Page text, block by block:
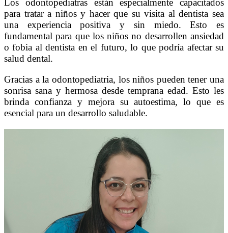
Los odontopediatras están especialmente capacitados
para tratar a niños y hacer que su visita al dentista sea
una experiencia positiva y sin miedo. Esto es
fundamental para que los niños no desarrollen ansiedad
o fobia al dentista en el futuro, lo que podría afectar su
salud dental.
Gracias a la odontopediatria, los niños pueden tener una
sonrisa sana y hermosa desde temprana edad. Esto les
brinda confianza y mejora su autoestima, lo que es
esencial para un desarrollo saludable.